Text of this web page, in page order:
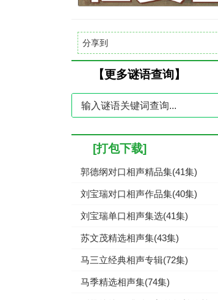
分享到
【更多谜语查询】
[打包下载]
郭德纲对口相声精品集(41集)
刘宝瑞对口相声作品集(40集)
刘宝瑞单口相声集选(41集)
苏文茂精选相声集(43集)
马三立经典相声专辑(72集)
马季精选相声集(74集)